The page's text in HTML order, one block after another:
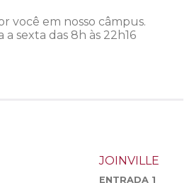
você em nosso câmpus.
a sexta das 8h às 22h16
JOINVILLE
ENTRADA 1